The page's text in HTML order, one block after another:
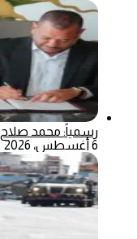
رسمياً: محمد
6 أغسطس، 2026